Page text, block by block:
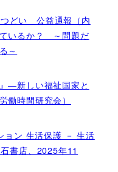
どい 公益通報（内
いるか？ ～問題だ
～
―新しい福祉国家と
働時間研究会）
ョン 生活保護 － 生活
書店、2025年11